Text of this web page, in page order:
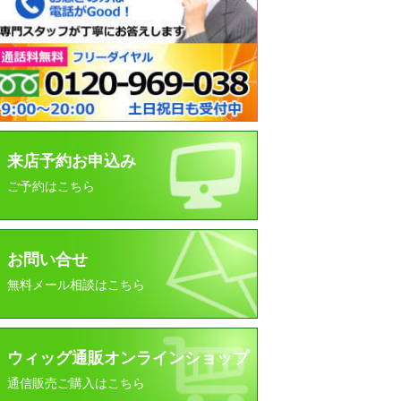
来店予約お申込み
ご予約はこちら
お問い合せ
無料メール相談はこちら
ウィッグ通販オンラインショップ
通信販売ご購入はこちら